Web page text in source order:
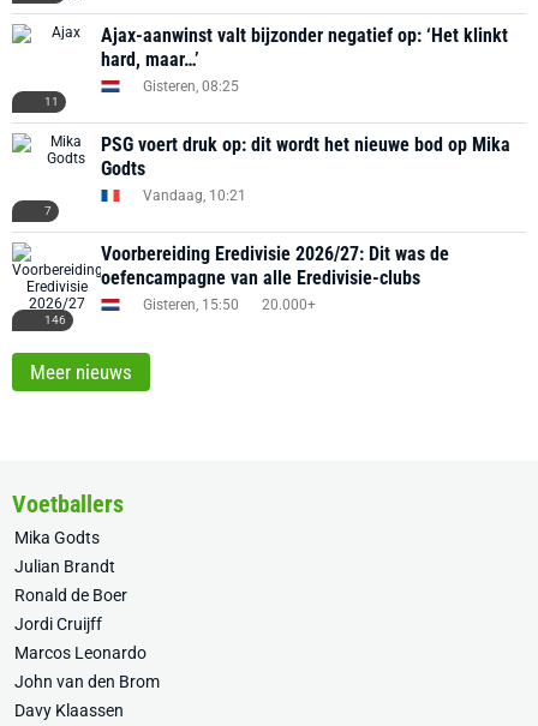
11
Ajax-aanwinst valt bijzonder negatief op: ‘Het klinkt
hard, maar…’
Gisteren, 08:25
7
PSG voert druk op: dit wordt het nieuwe bod op Mika
Godts
Vandaag, 10:21
146
Voorbereiding Eredivisie 2026/27: Dit was de
oefencampagne van alle Eredivisie-clubs
Gisteren, 15:50 20.000+
Meer nieuws
Voetballers
Mika Godts
Julian Brandt
Ronald de Boer
Jordi Cruijff
Marcos Leonardo
John van den Brom
Davy Klaassen